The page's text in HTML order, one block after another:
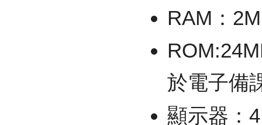
RAM：
於電子備
顯示器：